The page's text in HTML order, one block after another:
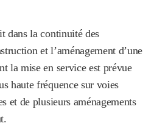
dans la continuité des
et l’aménagement d’une
la mise en service est prévue
haute fréquence sur voies
et de plusieurs aménagements